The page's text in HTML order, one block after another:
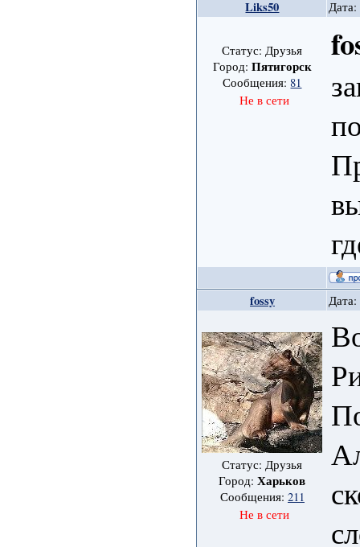
Liks50
Статус: Друзья
Город: Пятигорск
Сообщения:81
Не в сети
fossy
Статус: Друзья
Город:Харьков
Сообщения: 211
Не в сети